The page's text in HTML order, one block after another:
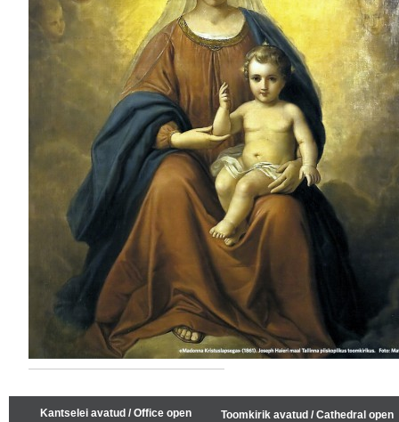
Kantselei avatud / Office open
Toomkirik avatud / Cathedral open